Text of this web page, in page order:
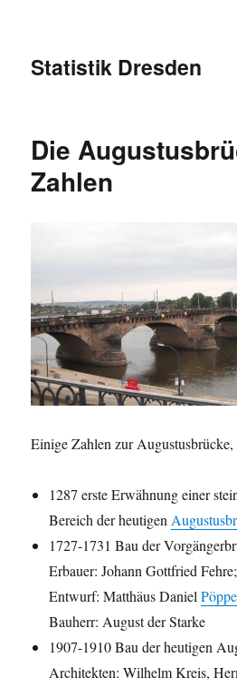
Statistik Dresden
Die
Zahlen
Einige Zahlen zur Augustusbrücke,
1287 erste Erwähnung einer
Bereich der heutigen
1727-1731 Bau der
Erbauer: Johann Gottfried Fehre;
Entwurf: Matthäus Daniel
Bauherr: August der Starke
1907-1910 Bau der heutigen
Architekten: Wilhelm Kreis,